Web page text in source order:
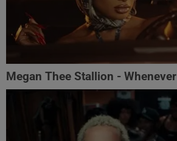
Megan Thee Stallion - Whenever